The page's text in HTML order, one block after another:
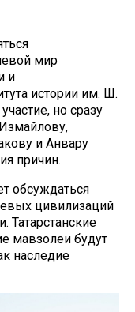
мир
и
истории им. Ш.
но сразу
и Анвару
причин.
обсуждаться
цивилизаций
Татарстанские
мавзолеи будут
наследие